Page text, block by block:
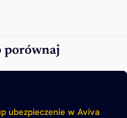
porównaj
ubezpieczenie w Aviva